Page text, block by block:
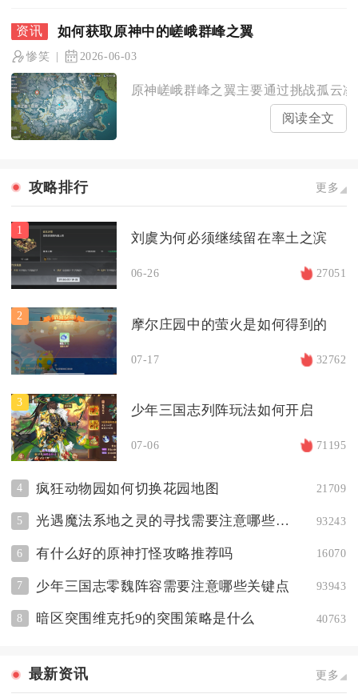
如何获取原神中的嵯峨群峰之翼
惨笑 2026-06-03
原神嵯峨群峰之翼主要通过挑战孤云
阅读全文
攻略排行 更多
1
刘虞为何必须继续留在率土之滨
06-26 27051
2
摩尔庄园中的萤火是如何得到的
07-17 32762
3
少年三国志列阵玩法如何开启
07-06 71195
4 疯狂动物园如何切换花园地图 21709
5 光遇魔法系地之灵的寻找需要注意哪些事项 93243
6 有什么好的原神打怪攻略推荐吗 16070
7 少年三国志零魏阵容需要注意哪些关键点 93943
8 暗区突围维克托9的突围策略是什么 40763
最新资讯 更多